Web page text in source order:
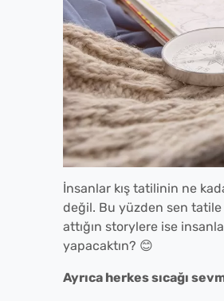
İnsanlar kış tatilinin ne
değil. Bu yüzden sen tatile
attığın storylere ise
yapacaktın? 😊
Ayrıca herkes sıcağı